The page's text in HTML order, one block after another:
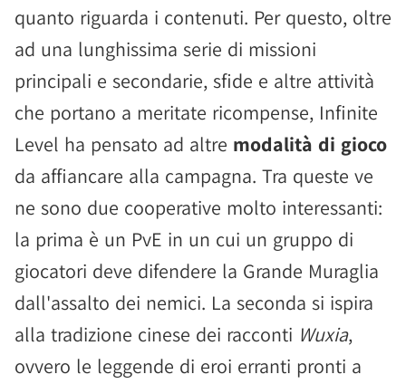
quanto riguarda i contenuti. Per questo, oltre
ad una lunghissima serie di missioni
principali e secondarie, sfide e altre attività
che portano a meritate ricompense, Infinite
Level ha pensato ad altre modalità di gioco
da affiancare alla campagna. Tra queste ve
ne sono due cooperative molto interessanti:
la prima è un PvE in un cui un gruppo di
giocatori deve difendere la Grande Muraglia
dall'assalto dei nemici. La seconda si ispira
alla tradizione cinese dei racconti Wuxia,
ovvero le leggende di eroi erranti pronti a